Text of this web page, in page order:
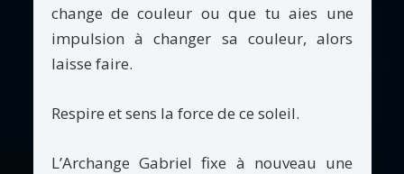
change de couleur ou que tu aies une
impulsion à changer sa couleur, alors
laisse faire.
Respire et sens la force de ce soleil.
L’Archange Gabriel fixe à nouveau une